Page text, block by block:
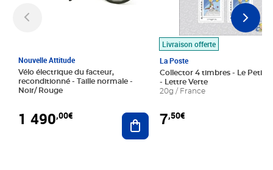
Nouvelle Attitude
Vélo électrique du facteur,
reconditionné - Taille normale -
Noir/ Rouge
1 490,00€ Ajouter au panier
Livraison offerte
La Poste
Collector 4 timbres - Le Petit
- Lettre Verte
20g / France
7,50€